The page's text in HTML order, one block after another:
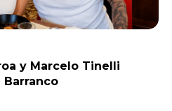
y Marcelo Tinelli